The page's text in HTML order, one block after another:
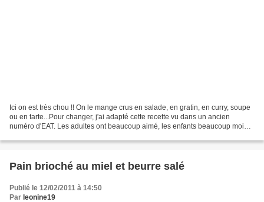
Ici on est très chou !! On le mange crus en salade, en gratin, en curry, soupe
ou en tarte...Pour changer, j'ai adapté cette recette vu dans un ancien
numéro d'EAT. Les adultes ont beaucoup aimé, les enfants beaucoup moins.
Pain brioché au miel et beurre salé
Publié le 12/02/2011 à 14:50
Par leonine19